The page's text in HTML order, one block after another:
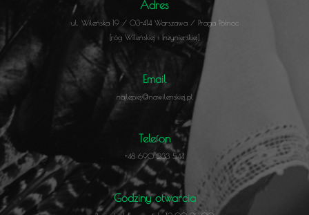
Adres
ul. Wileńska 19 / 03-414 Warszawa / Praga Północ
[róg Wileńskiej i Inżynierskiej]
Email
najlepiej@nawilenskiej.pl
Telefon
+48 690 233 544
Godziny otwarcia